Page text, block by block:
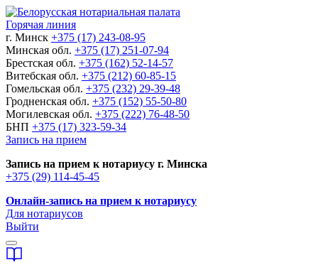
Горячая линия
г. Минск +375 (17) 243-08-95
Минская обл. +375 (17) 251-07-94
Брестская обл. +375 (162) 52-14-57
Витебская обл. +375 (212) 60-85-15
Гомельская обл. +375 (232) 29-39-48
Гродненская обл. +375 (152) 55-50-80
Могилевская обл. +375 (222) 76-48-50
БНП +375 (17) 323-59-34
Запись на прием
Запись на прием к нотариусу г. Минска
+375 (29) 114-45-45
Онлайн-запись на прием к нотариусу
Для нотариусов
Выйти